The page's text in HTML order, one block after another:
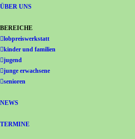
Gemeinschaft Immanuel
ÜBER UNS
BEREICHE
lobpreiswerkstatt
kinder und familien
jugend
junge erwachsene
senioren
NEWS
TERMINE